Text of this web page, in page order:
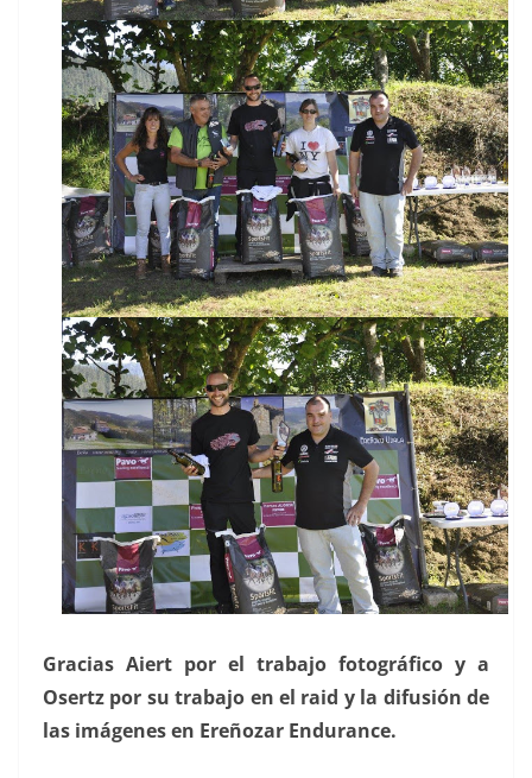
Gracias Aiert por el trabajo fotográfico y a
Osertz por su trabajo en el raid y la difusión de
las imágenes en Ereñozar Endurance.